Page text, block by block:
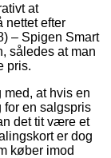
at
nettet efter
– Spigen Smart
således at man
pris.
at hvis en
for en salgspris
det tit være et
er dog
køber imod